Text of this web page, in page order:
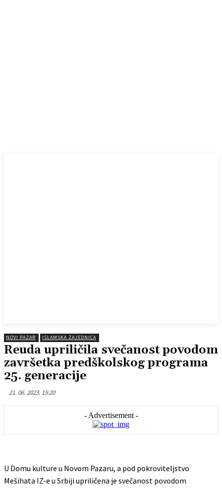
NOVI PAZAR ISLAMSKA ZAJEDNICA
Reuda upriličila svečanost povodom
završetka predškolskog programa
25. generacije
21. 06. 2023. 15:20
- Advertisement -
U Domu kulture u Novom Pazaru, a pod pokroviteljstvo
Mešihata IZ-e u Srbiji upriličena je svečanost povodom